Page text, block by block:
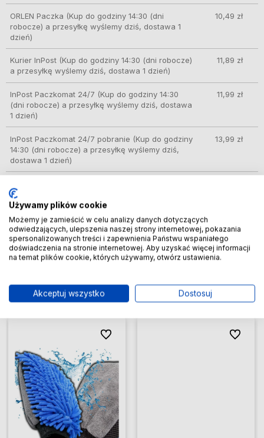
ORLEN Paczka (Kup do godziny 14:30 (dni
robocze) a przesyłkę wyślemy dziś, dostawa 1
dzień)
10,49 zł
Kurier InPost(Kup do godziny 14:30 (dni robocze)
a przesyłkę wyślemy dziś, dostawa 1 dzień)
11,89 zł
InPost Paczkomat 24/7 (Kup do godziny 14:30
(dni robocze) a przesyłkę wyślemy dziś, dostawa
1 dzień)
11,99 zł
InPost Paczkomat 24/7 pobranie (Kup do godziny
14:30 (dni robocze) a przesyłkę wyślemy dziś,
dostawa 1 dzień)
13,99 zł
robocze) a przesyłkę wyślemy dziś, dostawa 1
dzień)
Kurier DPD(Kup do godziny 14:30 (dni robocze) a
przesyłkę wyślemy dziś, dostawa 1 dzień)
13,99 zł
Do ulubionych
Do ulubionych Do
Do
Używamy plików cookie
Możemy je zamieścić w celu analizy danych dotyczących
odwiedzających, ulepszenia naszej strony internetowej, pokazania
spersonalizowanych treści i zapewnienia Państwu wspaniałego
doświadczenia na stronie internetowej. Aby uzyskać więcej informacji
na temat plików cookie, których używamy, otwórz ustawienia.
Akceptuj wszystko Dostosuj